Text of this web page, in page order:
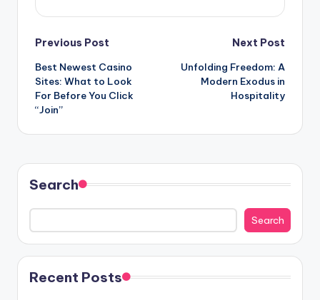
Post
navigation
Previous Post
Best Newest Casino
Sites: What to Look
For Before You Click
“Join”
Next Post
Unfolding Freedom: A
Modern Exodus in
Hospitality
Search
Search
Recent Posts